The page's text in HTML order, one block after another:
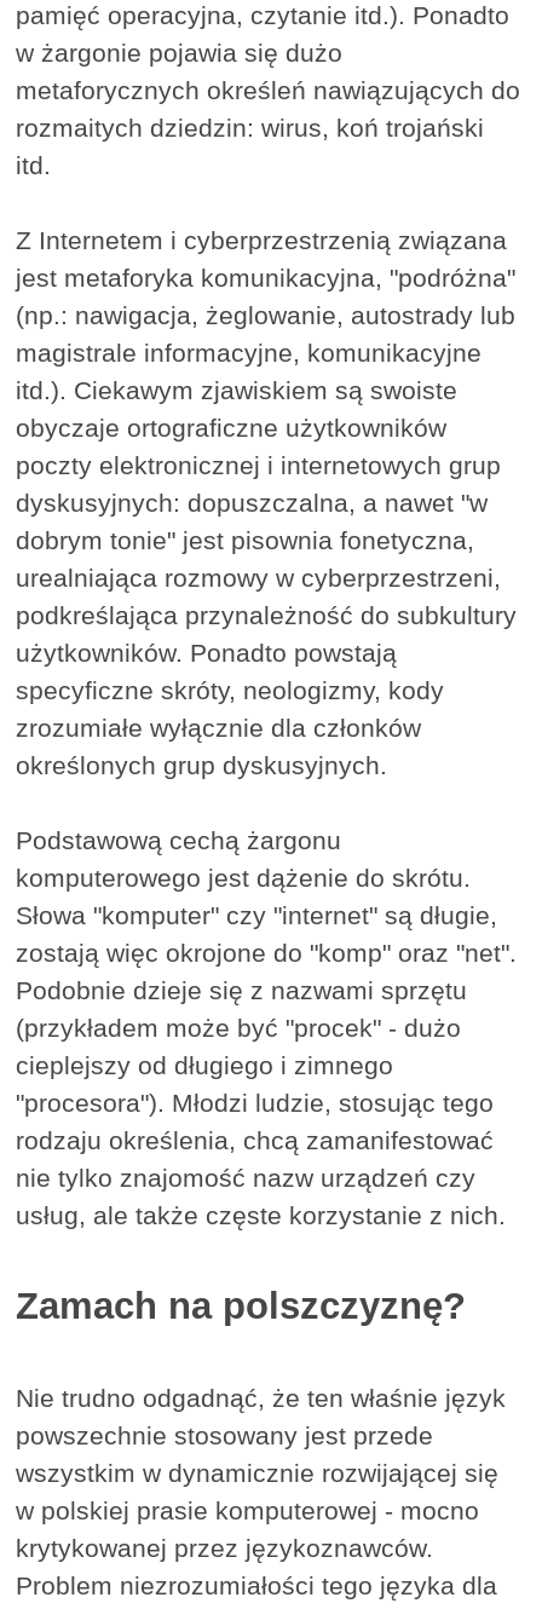
pamięć operacyjna, czytanie itd.). Ponadto
w żargonie pojawia się dużo
metaforycznych określeń nawiązujących do
rozmaitych dziedzin: wirus, koń trojański
itd.
Z Internetem i cyberprzestrzenią związana
jest metaforyka komunikacyjna, "podróżna"
(np.: nawigacja, żeglowanie, autostrady lub
magistrale informacyjne, komunikacyjne
itd.). Ciekawym zjawiskiem są swoiste
obyczaje ortograficzne użytkowników
poczty elektronicznej i internetowych grup
dyskusyjnych: dopuszczalna, a nawet "w
dobrym tonie" jest pisownia fonetyczna,
urealniająca rozmowy w cyberprzestrzeni,
podkreślająca przynależność do subkultury
użytkowników. Ponadto powstają
specyficzne skróty, neologizmy, kody
zrozumiałe wyłącznie dla członków
określonych grup dyskusyjnych.
Podstawową cechą żargonu
komputerowego jest dążenie do skrótu.
Słowa "komputer" czy "internet" są długie,
zostają więc okrojone do "komp" oraz "net".
Podobnie dzieje się z nazwami sprzętu
(przykładem może być "procek" - dużo
cieplejszy od długiego i zimnego
"procesora"). Młodzi ludzie, stosując tego
rodzaju określenia, chcą zamanifestować
nie tylko znajomość nazw urządzeń czy
usług, ale także częste korzystanie z nich.
Zamach na polszczyznę?
Nie trudno odgadnąć, że ten właśnie język
powszechnie stosowany jest przede
wszystkim w dynamicznie rozwijającej się
w polskiej prasie komputerowej - mocno
krytykowanej przez językoznawców.
Problem niezrozumiałości tego języka dla